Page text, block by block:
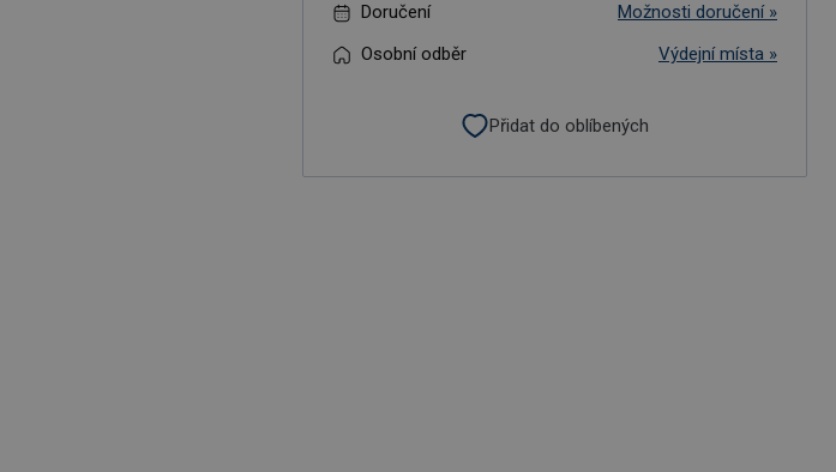
Doručení
Možnosti doručení »
Osobní odběr
Výdejní místa »
Přidat do oblíbených